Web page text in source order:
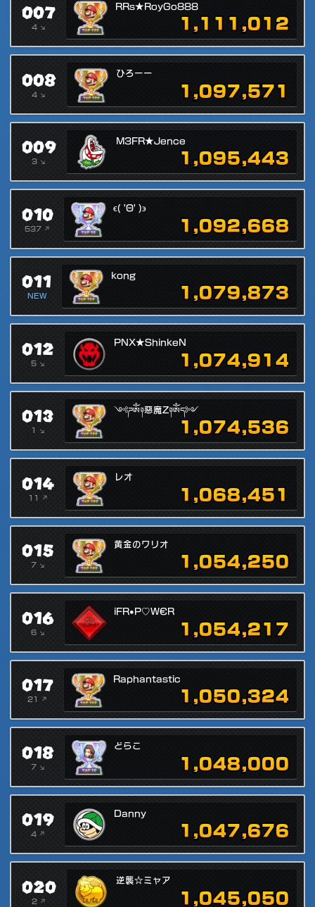
007
4 ↘
RRs★RoyGo888
1,111,012
008
4 ↘
ひろーー
1,097,571
009
3 ↘
M3FR★Jence
1,095,443
010
537 ↗
ϵ( 'Θ' )϶
1,092,668
011
NEW
kong
1,079,873
012
5 ↘
PNX★ShinkeN
1,074,914
013
1 ↘
༺ཌༀ༈惡魔Z༈ༀད༻
1,074,536
014
11 ↗
レオ
1,068,451
015
7 ↘
黄金のワリオ
1,054,250
016
6 ↘
iFR•P♡W€R
1,054,217
017
21 ↗
Raphantastic
1,050,324
018
7 ↘
どらこ
1,048,000
019
4 ↗
Danny
1,047,676
020
2 ↗
逆襲☆ミャア
1,045,050